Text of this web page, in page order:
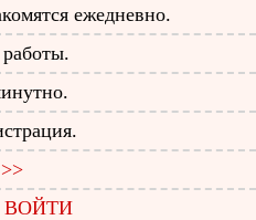
ежедневно.
ВОЙТИ